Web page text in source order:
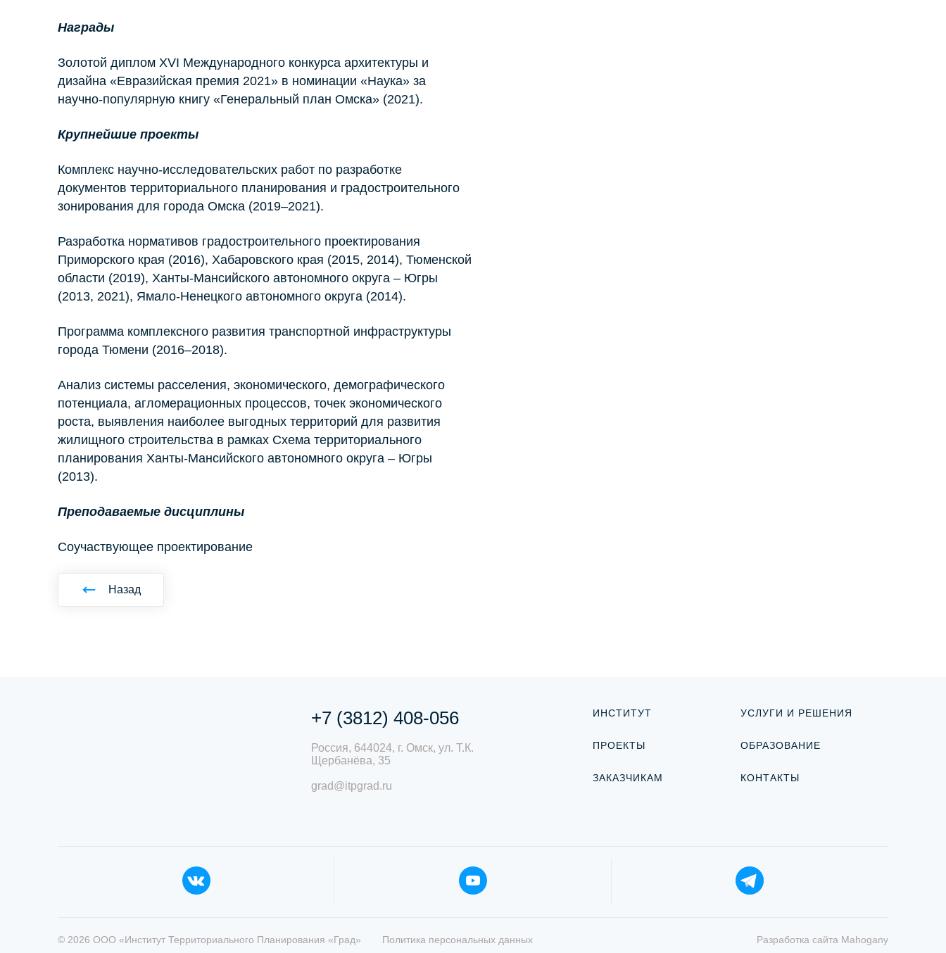
Награды
Золотой диплом XVI Международного конкурса архитектуры и
дизайна «Евразийская премия 2021» в номинации «Наука» за
научно-популярную книгу «Генеральный план Омска» (2021).
Крупнейшие проекты
Комплекс научно-исследовательских работ по разработке
документов территориального планирования и градостроительного
зонирования для города Омска (2019–2021).
Разработка нормативов градостроительного проектирования
Приморского края (2016), Хабаровского края (2015, 2014), Тюменской
области (2019), Ханты-Мансийского автономного округа – Югры
(2013, 2021), Ямало-Ненецкого автономного округа (2014).
Программа комплексного развития транспортной инфраструктуры
города Тюмени (2016–2018).
Анализ системы расселения, экономического, демографического
потенциала, агломерационных процессов, точек экономического
роста, выявления наиболее выгодных территорий для развития
жилищного строительства в рамках Схема территориального
планирования Ханты-Мансийского автономного округа – Югры
(2013).
Преподаваемые дисциплины
Соучаствующее проектирование
Назад
+7 (3812) 408-056
Россия, 644024, г. Омск, ул. Т.К.
Щербанёва, 35
grad@itpgrad.ru
ИНСТИТУТ
ПРОЕКТЫ
ЗАКАЗЧИКАМ
УСЛУГИ И РЕШЕНИЯ
ОБРАЗОВАНИЕ
КОНТАКТЫ
© 2026 ООО «Институт Территориального Планирования «Град» Политика персональных данных Разработка сайта Mahogany